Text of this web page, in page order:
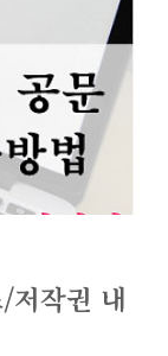
작용되니 한
다. ■ 불법 소
트웨어 단
어의 비대칭
용하는 수
를 구매하
에 동의하
는 소프트웨
저작권 내